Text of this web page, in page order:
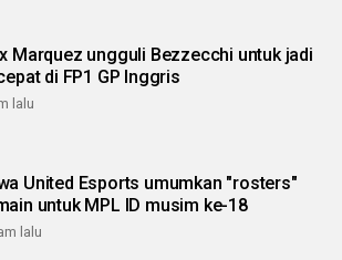
Marquez ungguli Bezzecchi untuk jadi
di FP1 GP Inggris
lalu
United Esports umumkan "rosters"
untuk MPL ID musim ke-18
lalu